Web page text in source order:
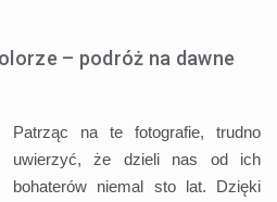
– podróż na dawne
Patrząc na te fotografie, trudno
uwierzyć, że dzieli nas od ich
bohaterów niemal sto lat. Dzięki